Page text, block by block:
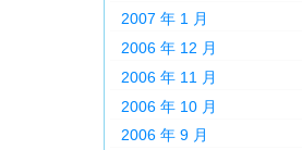
2007 年 1 月
2006 年 12 月
2006 年 11 月
2006 年 10 月
2006 年 9 月